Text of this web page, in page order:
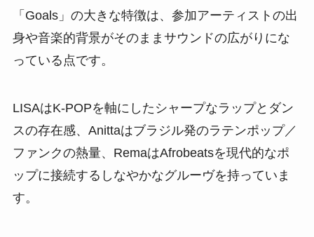
「Goals」の大きな特徴は、参加アーティストの出
身や音楽的背景がそのままサウンドの広がりにな
っている点です。
LISAはK-POPを軸にしたシャープなラップとダン
スの存在感、Anittaはブラジル発のラテンポップ／
ファンクの熱量、RemaはAfrobeatsを現代的なポ
ップに接続するしなやかなグルーヴを持っていま
す。